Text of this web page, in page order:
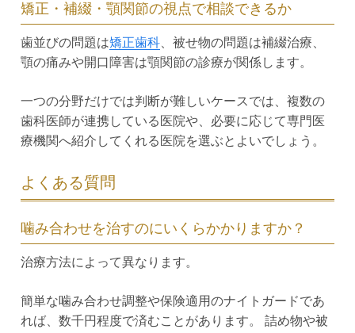
矯正・補綴・顎関節の視点で相談できるか
歯並びの問題は矯正歯科 、被せ物の問題は補綴治療、
顎の痛みや開口障害は顎関節の診療が関係します。
一つの分野だけでは判断が難しいケースでは、複数の
歯科医師が連携している医院や、必要に応じて専門医
療機関へ紹介してくれる医院を選ぶとよいでしょう。
よくある質問
噛み合わせを治すのにいくらかかりますか？
治療方法によって異なります。
簡単な噛み合わせ調整や保険適用のナイトガードであ
れば、数千円程度で済むことがあります。 詰め物や被